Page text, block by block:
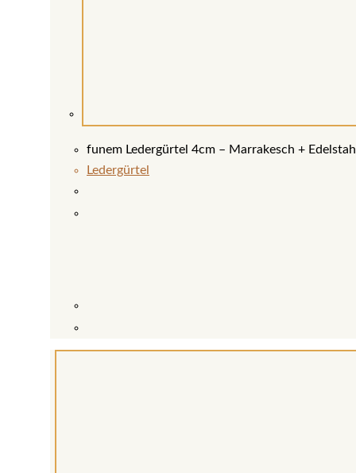
funem Ledergürtel 4cm – Marrakesch +
Ledergürtel